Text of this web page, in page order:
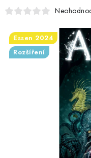
VYDAVATELSTVÍ
OLOHRANÍ
DESKOHERNÍ KLUBY,
ZÁJMOVÉ
ZÁKLADNÍ A
JINÁ VZDĚLÁVACÍ
Essen 2024
Rozšíření